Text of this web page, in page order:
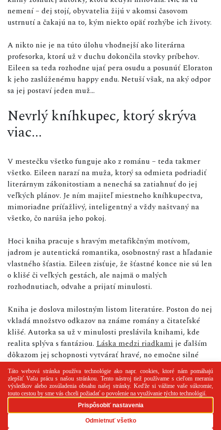
nemení – dej stojí, obyvatelia žijú v akomsi časovom
ustrnutí a čakajú na to, kým niekto opäť rozhýbe ich životy.
A nikto nie je na túto úlohu vhodnejší ako literárna
profesorka, ktorá už v duchu dokončila stovky príbehov.
Eileen sa teda rozhodne ujať pera osudu a posunúť Eloraton
k jeho zaslúženému happy endu. Netuší však, na aký odpor
sa jej postaví jeden muž…
Nevrlý kníhkupec, ktorý skrýva
viac...
V mestečku všetko funguje ako z románu – teda takmer
všetko. Eileen narazí na muža, ktorý sa odmieta podriadiť
literárnym zákonitostiam a nenechá sa zatiahnuť do jej
veľkých plánov. Je ním majiteľ miestneho kníhkupectva,
mimoriadne príťažlivý, inteligentný a vždy naštvaný na
všetko, čo narúša jeho pokoj.
Hoci kniha pracuje s hravým metafikčným motívom,
jadrom je autentická romantika, osobnostný rast a hľadanie
vlastného šťastia. Eileen zisťuje, že šťastné konce nie sú len
o klišé či veľkých gestách, ale najmä o malých
rozhodnutiach, odvahe a prijatí minulosti.
Kniha je doslova milostným listom literatúre. Poston do nej
vkladá množstvo odkazov na známe romány a čitateľské
klišé. Autorka sa už v minulosti preslávila knihami, kde
realita splýva s fantáziou. Láska medzi riadkami je ďalším
dôkazom jej schopnosti vytvárať hravé, no emočne silné
príbehy.